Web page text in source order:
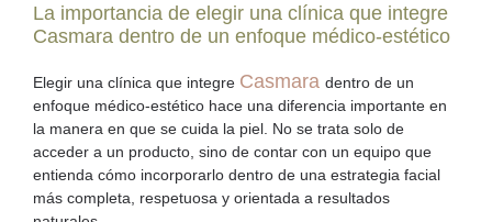
La importancia de elegir una clínica que integre
Casmara dentro de un enfoque médico-estético
Elegir una clínica que integre Casmara dentro de un
enfoque médico-estético hace una diferencia importante en
la manera en que se cuida la piel. No se trata solo de
acceder a un producto, sino de contar con un equipo que
entienda cómo incorporarlo dentro de una estrategia facial
más completa, respetuosa y orientada a resultados